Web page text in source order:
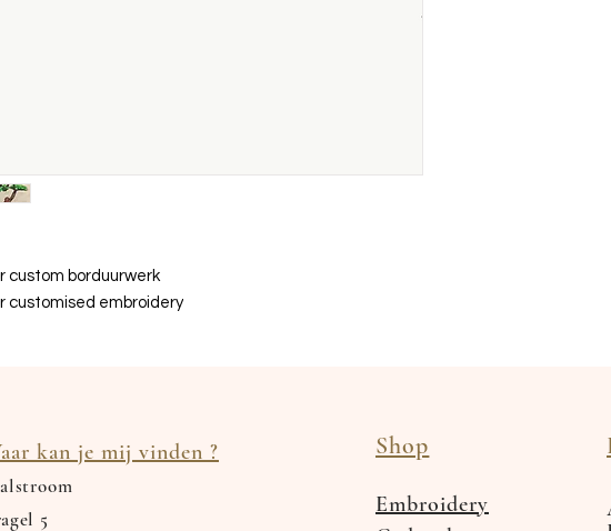
custom borduurwerk
customised embroidery
kan je mij vinden ?
5
Shop
Embroidery